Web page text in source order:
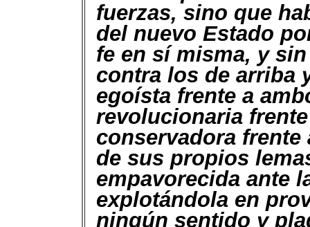
fuerzas, sino que
del nuevo Estado
fe en sí misma, y
contra los de arriba
egoísta frente a
revolucionaria
conservadora
de sus propios
empavorecida ante
explotándola en
ningún sentido y